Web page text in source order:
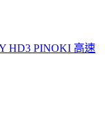
HD3 PINOKI 高速